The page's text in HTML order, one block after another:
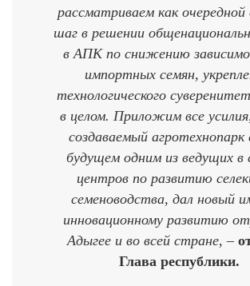
рассматриваем как
шаг в решении
в АПК по снижению
импортных семян,
технологического
в целом. Приложим все
создаваемый агротехнопарк
будущем одним из ведущих в
центров по развитию
семеноводства, дал новый
инновационному развитию
Адыгее и во всей стране, –
Глава республики.